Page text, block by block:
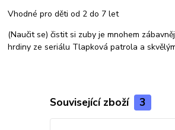
Vhodné pro děti od 2 do 7 let
(Naučit se) čistit si zuby je mnohem
hrdiny ze seriálu Tlapková patrola a
Související zboží 3